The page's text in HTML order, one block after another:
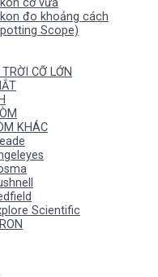
đo khoảng cách
Scope)
CỠ LỚN
KHÁC
Scientific